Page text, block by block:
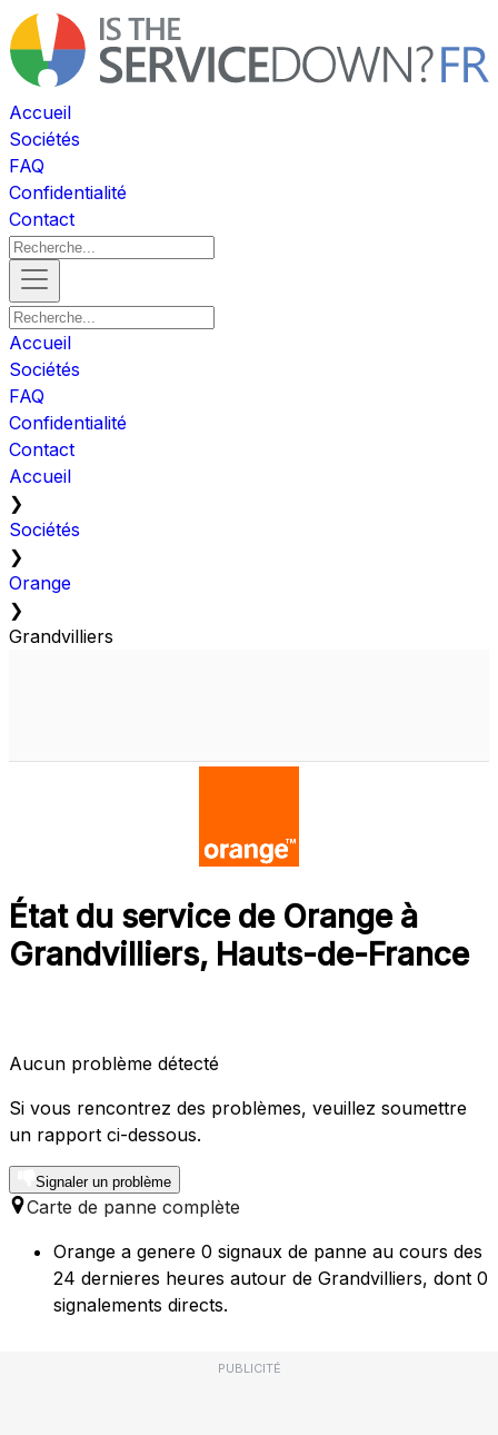
Accueil
Sociétés
FAQ
Confidentialité
Contact
Accueil
Sociétés
FAQ
Confidentialité
Contact
Accueil
❯
Sociétés
❯
Orange
❯
Grandvilliers
État du service de Orange à
Grandvilliers, Hauts-de-France
Aucun problème détecté
Si vous rencontrez des problèmes, veuillez soumettre
un rapport ci-dessous.
Signaler un problème
Carte de panne complète
Orange a genere 0 signaux de panne au cours des
24 dernieres heures autour de Grandvilliers, dont 0
signalements directs.
PUBLICITÉ